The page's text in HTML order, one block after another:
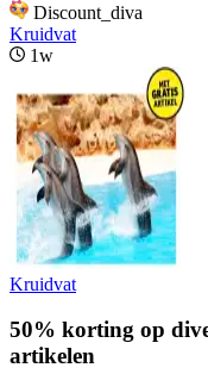
Discount_diva
Kruidvat
1w
Kruidvat
50% korting op
artikelen